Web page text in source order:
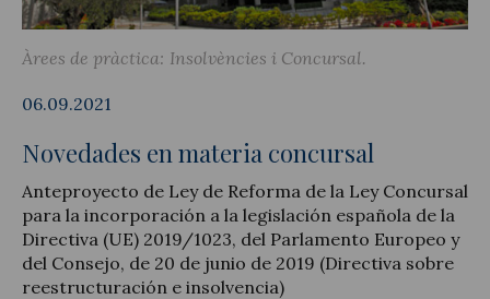
Notícies i articles
Àrees de pràctica: Insolvències i Concursal
06.09.2021
Novedades en materia concursal
Anteproyecto de Ley de Reforma de la Ley Concursal
para la incorporación a la legislación española de la
Directiva (UE) 2019/1023, del Parlamento Europeo y
del Consejo, de 20 de junio de 2019 (Directiva sobre
reestructuración e insolvencia)